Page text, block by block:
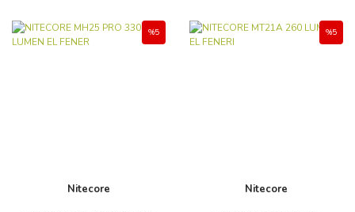
Nitecore
%5
Nitecore
%5